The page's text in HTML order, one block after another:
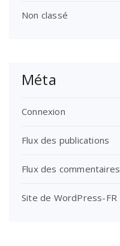
Non classé
Méta
Connexion
Flux des publications
Flux des commentaires
Site de WordPress-FR